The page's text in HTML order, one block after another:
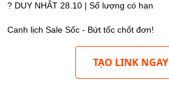
? DUY NHẤT 28.10 | Số lượng có hạn
Canh lịch Sale Sốc - Bứt tốc chốt đơn!
TẠO LINK NGAY